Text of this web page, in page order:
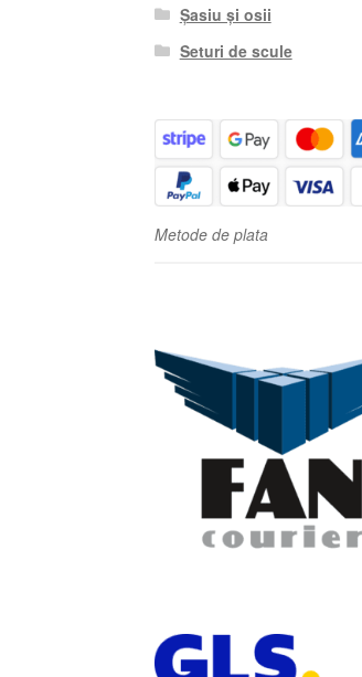
Șasiu și osii
Seturi de scule
Metode de plata